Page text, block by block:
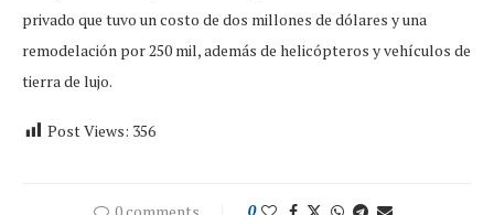
privado que tuvo un costo de dos millones de dólares y una
remodelación por 250 mil, además de helicópteros y vehículos de
tierra de lujo.
Post Views: 356
0